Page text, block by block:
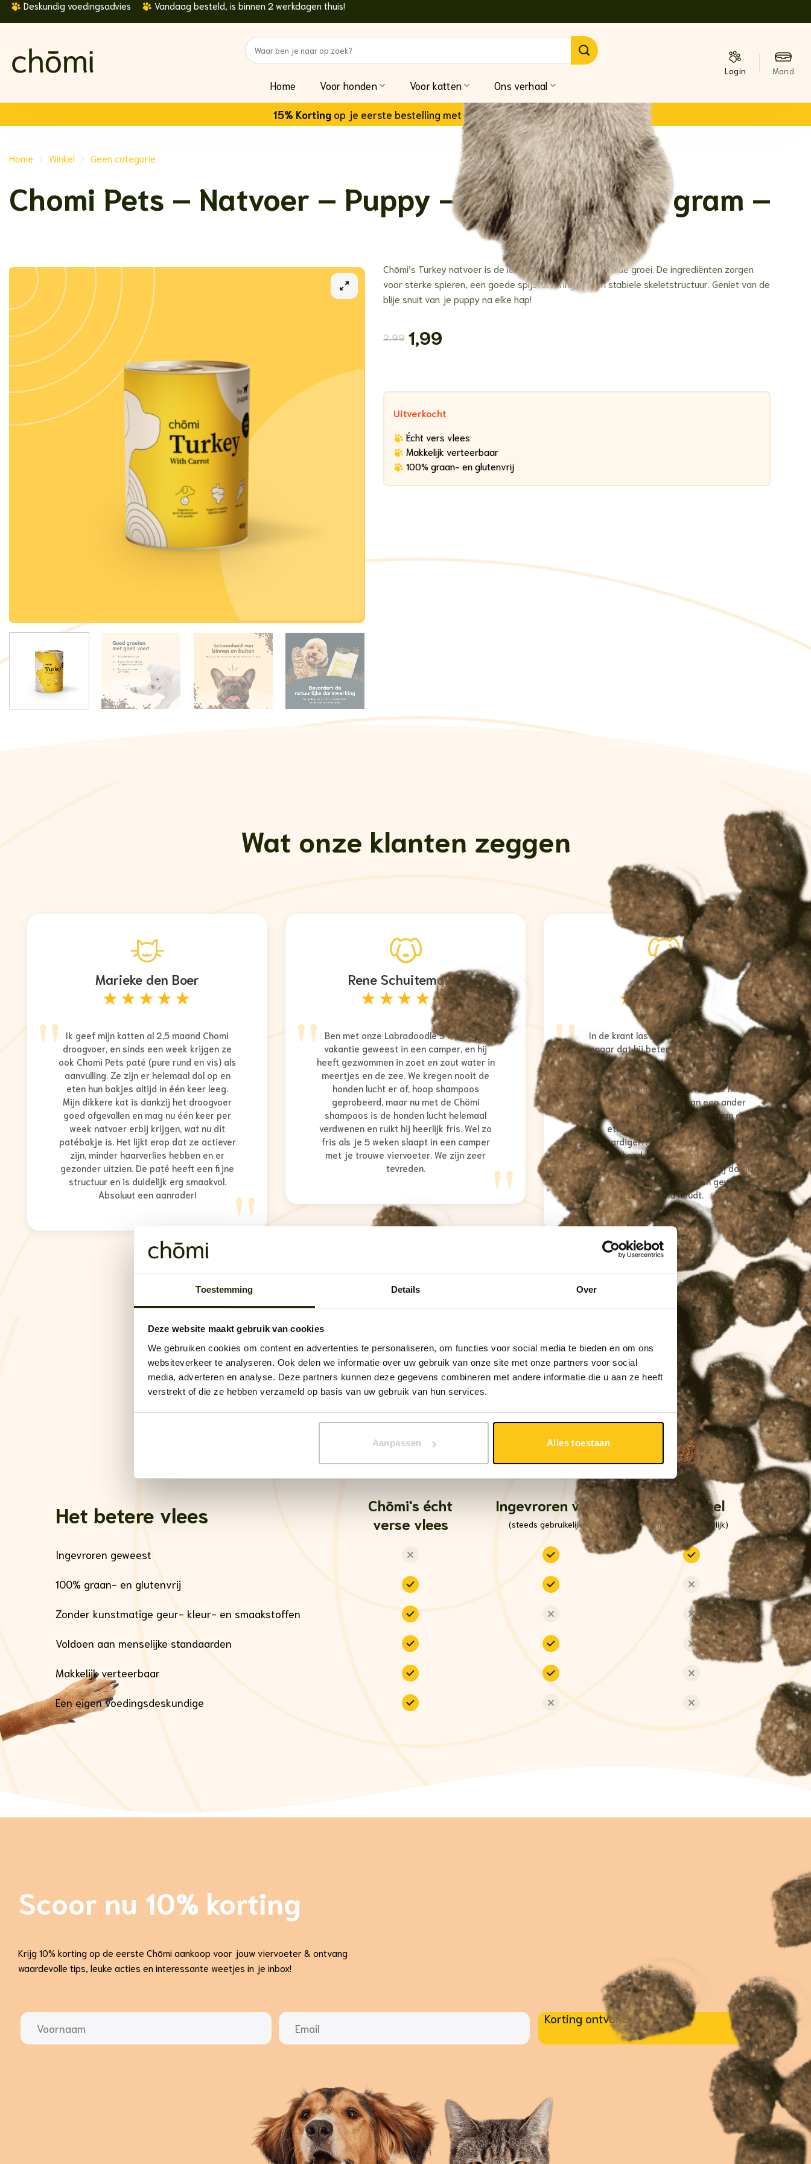
Toestemming Details Over
Deze website maakt gebruik van cookies
We gebruiken cookies om content en advertenties te personaliseren, om functies voor social media te bieden en om ons
websiteverkeer te analyseren. Ook delen we informatie over uw gebruik van onze site met onze partners voor social
media, adverteren en analyse. Deze partners kunnen deze gegevens combineren met andere informatie die u aan ze heeft
verstrekt of die ze hebben verzameld op basis van uw gebruik van hun services.
Aanpassen Alles toestaan
naar
Deskundig voedingsadvies Vandaag besteld, is binnen 2 werkdagen thuis!
Zoeken
naar:
Home Voor honden Voor katten Ons verhaal
15% Korting op je eerste bestelling met code:welkom15
Home - Winkel - Geen categorie
Chomi Pets – Natvoer – Puppy – Kalkoen – 400 gram –
Chōmi’s Turkey natvoer is de ideale maaltijd voor gezonde groei. De ingrediënten zorgen
voor sterke spieren, een goede spijsvertering en een stabiele skeletstructuur. Geniet van de
blije snuit van je puppy na elke hap!
2,99
Oorspronkelijke prijs was: €2,99.
1,99
Huidige prijs is: €1,99.
Uitverkocht
Écht vers vlees
Makkelijk verteerbaar
100% graan- en glutenvrij
Wat onze klanten zeggen
Marieke den Boer
★★★★★
" Ik geef mijn katten al 2,5 maand Chomi
droogvoer, en sinds een week krijgen ze
ook Chomi Pets paté (pure rund en vis) als
aanvulling. Ze zijn er helemaal dol op en
eten hun bakjes altijd in één keer leeg.
Mijn dikkere kat is dankzij het droogvoer
goed afgevallen en mag nu één keer per
week natvoer erbij krijgen, wat nu dit
patébakje is. Het lijkt erop dat ze actiever
zijn, minder haarverlies hebben en er
gezonder uitzien. De paté heeft een fijne
structuur en is duidelijk erg smaakvol.
Absoluut een aanrader!
"
Rene Schuitemaker
★★★★★
" Ben met onze Labradoodle 5 weken op
vakantie geweest in een camper, en hij
heeft gezwommen in zoet en zout water in
meertjes en de zee. We kregen nooit de
honden lucht er af, hoop shampoos
geprobeerd, maar nu met de Chömi
shampoos is de honden lucht helemaal
verdwenen en ruikt hij heerlijk fris. Wel zo
fris als je 5 weken slaapt in een camper
met je trouwe viervoeter. We zijn zeer
tevreden.
"
Zijlstra
★★★★★
"
In de krant las ik een verhaal van de
eigenaar dat hij beter voer voor zijn hond
zocht. Die zoektocht heeft geleid tot een
eigen verkoop van voer. Ik heb dan dat
voer besteld om te proberen. Onze hond
kreeg in principe al voer van een ander
premium merk, maar na vergelijk van de
etiketten bleek Chomi toch
hoogwaardiger. Na een paar weken merk
ik dat de hond nu nog energieker is (12
jaar) en veel meer speelt. Ik ben blij dat ik
mijn hond gewoon goed eten kan geven die
hem gezond houdt.
"
Lees alle reviews
Het betere vlees Chōmi's écht
verse vlees
Ingevroren vlees
(steeds gebruikelijker)
Vleesmeel
(meest gebruikelijk)
Ingevroren geweest
100% graan- en glutenvrij
Zonder kunstmatige geur- kleur- en smaakstoffen
Voldoen aan menselijke standaarden
Makkelijk verteerbaar
Een eigen voedingsdeskundige
Scoor nu 10% korting
Krijg 10% korting op de eerste Chōmi aankoop voor jouw viervoeter & ontvang
waardevolle tips, leuke acties en interessante weetjes in je inbox!
Korting ontvangen